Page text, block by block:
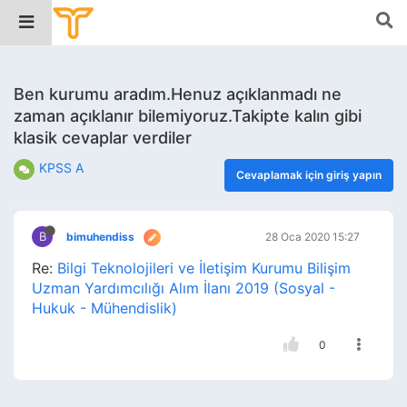
Ben kurumu aradım.Henuz açıklanmadı ne
zaman açıklanır bilemiyoruz.Takipte kalın gibi
klasik cevaplar verdiler
KPSS A Cevaplamak için giriş yapın
B bimuhendiss 28 Oca 2020 15:27
Re: Bilgi Teknolojileri ve İletişim Kurumu Bilişim
Uzman Yardımcılığı Alım İlanı 2019 (Sosyal -
Hukuk - Mühendislik)
0